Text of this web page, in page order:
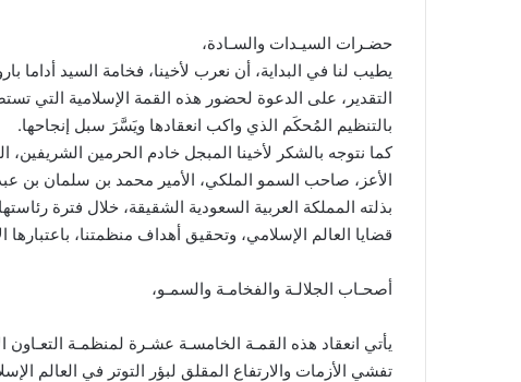
حضـرات السيـدات والسـادة،
يطيب لنا في البداية، أن نعرب لأخينا، فخامة السيد أداما
التقدير، على الدعوة لحضور هذه القمة الإسلامية التي
بالتنظيم المُحكَم الذي واكب انعقادها ويَسَّرَ سبل إنجاحها.
كما نتوجه بالشكر لأخينا المبجل خادم الحرمين
الأعز، صاحب السمو الملكي، الأمير محمد بن سلمان بن
بذلته المملكة العربية السعودية الشقيقة، خلال فترة
قضايا العالم الإسلامي، وتحقيق أهداف منظمتنا، باعتبارها
أصحـاب الجلالـة والفخامـة والسمـو،
يأتي انعقاد هذه القمـة الخامسـة عشـرة لمنظمـة
تفشي الأزمات والارتفاع المقلق لبؤر التوتر في العالم